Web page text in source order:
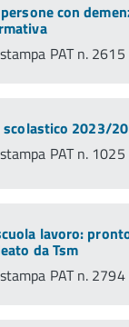
con
PAT n.
scolastico 2023/
PAT n.
lavoro:
da Tsm
PAT n.